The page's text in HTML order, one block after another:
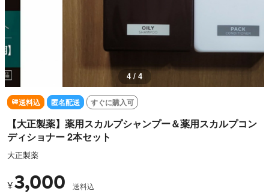
4 / 4
送料込 匿名配送 すぐに購入可
【大正製薬】薬用スカルプシャンプー＆薬用スカルプコン
ディショナー 2本セット
大正製薬
¥3,000 送料込